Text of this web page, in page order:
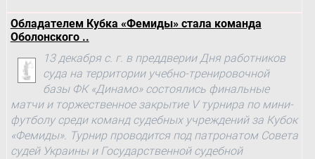
Обладателем Кубка «Фемиды» стала команда
Оболонского ..
13 декабря с. г. в преддверии Дня работников
суда на территории учебно-тренировочной
базы ФК «Динамо» состоялись финальные
матчи и торжественное закрытие V турнира по мини-
футболу среди команд судебных учреждений за Кубок
«Фемиды». Турнир проводится под патронатом Совета
судей Украины и Государственной судебной